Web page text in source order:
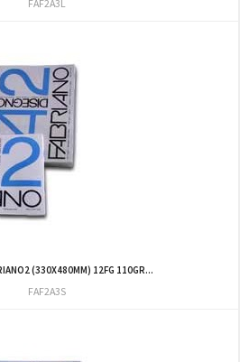
FAF2A3L
(330X480MM) 12FG 110GR...
FAF2A3S